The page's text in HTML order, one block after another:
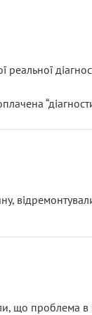
реальної
у зборі.
не застяг
що проблема в